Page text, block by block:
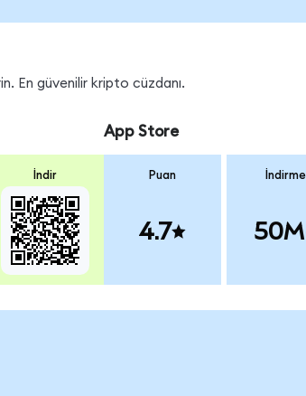
En güvenilir kripto cüzdanı.
İndir
App Store
Puan
4.7
İndirme